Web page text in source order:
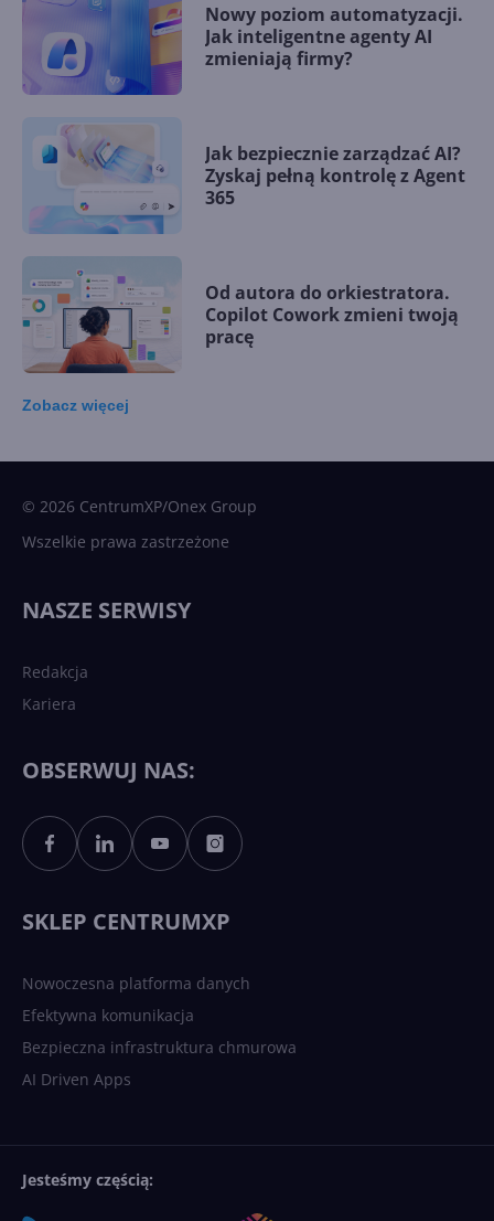
Nowy poziom automatyzacji.
Jak inteligentne agenty AI
zmieniają firmy?
Jak bezpiecznie zarządzać AI?
Zyskaj pełną kontrolę z Agent
365
Od autora do orkiestratora.
Copilot Cowork zmieni twoją
pracę
Sztuczna inteligencja po
polsku. Dość barier
Zobacz więcej
© 2026 CentrumXP/Onex Group
Wszelkie prawa zastrzeżone
NASZE SERWISY
Redakcja
Kariera
OBSERWUJ NAS:
SKLEP CENTRUMXP
Nowoczesna platforma danych
Efektywna komunikacja
Bezpieczna infrastruktura chmurowa
AI Driven Apps
Jesteśmy częścią: